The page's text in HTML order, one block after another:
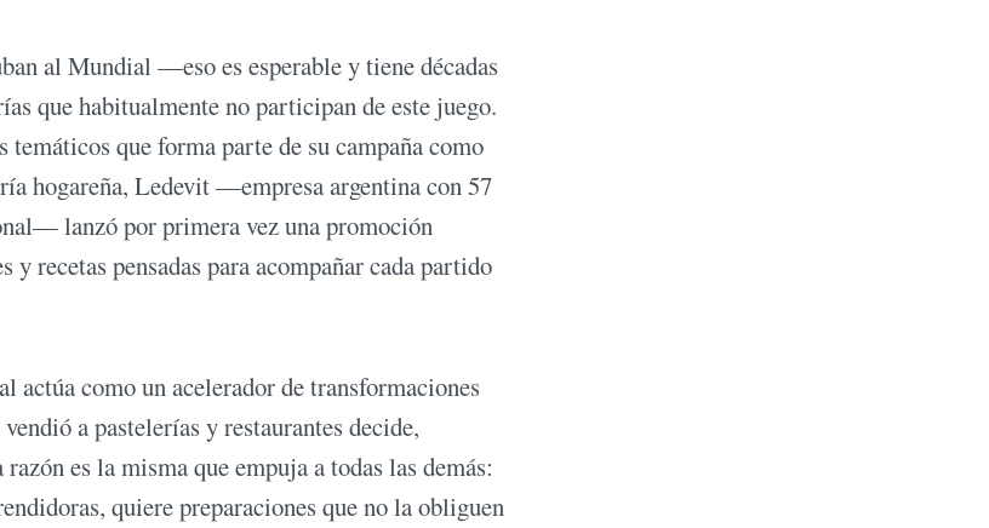
al Mundial —eso es esperable y tiene décadas
que habitualmente no participan de este juego.
que forma parte de su campaña como
hogareña, Ledevit —empresa argentina con 57
lanzó por primera vez una promoción
recetas pensadas para acompañar cada partido
como un acelerador de transformaciones
a pastelerías y restaurantes decide,
es la misma que empuja a todas las demás:
quiere preparaciones que no la obliguen